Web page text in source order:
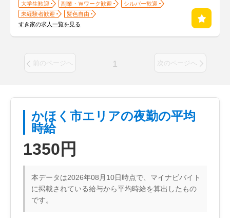
大学生歓迎 副業・Ｗワーク歓迎
シルバー歓迎
未経験者歓迎
髪色自由
すき家の求人一覧を見る
前のページへ 1 次のページへ
かほく市エリアの夜勤の平均
時給
1350円
本データは2026年08月10日時点で、マイナビバイト
に掲載されている給与から平均時給を算出したもの
です。